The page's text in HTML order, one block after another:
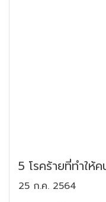
5 โรคร้ายที่ทำให้
25 ก.ค. 2564